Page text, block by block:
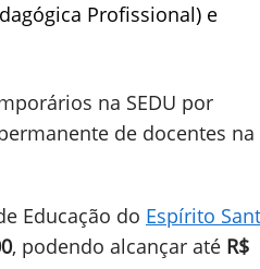
Profissional) e
na SEDU por
de docentes na
Educação do Espírito
, podendo alcançar até R$